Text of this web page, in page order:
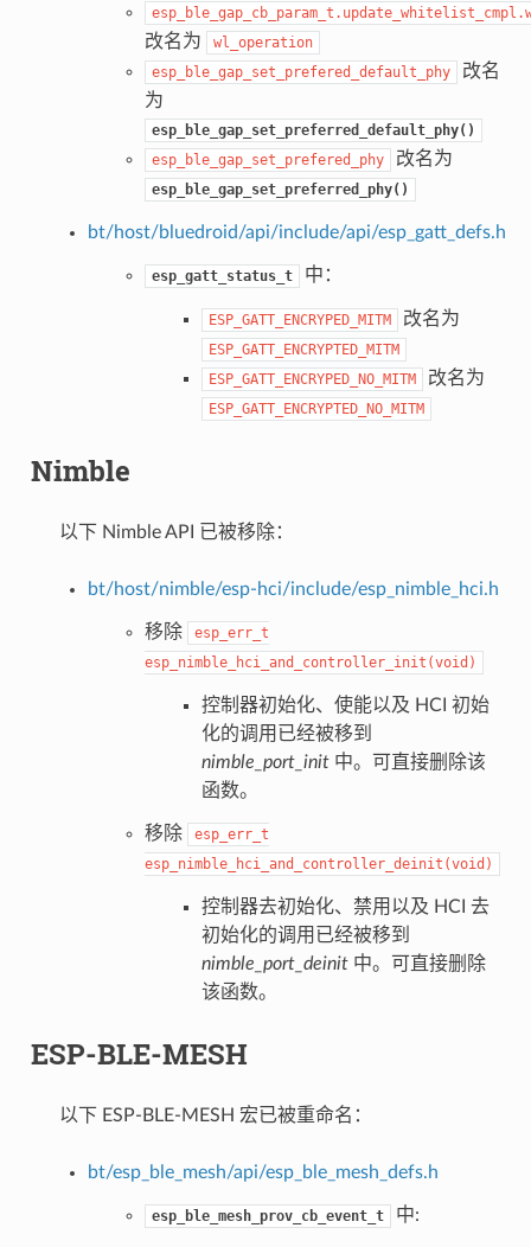
改名为
wl_operation
esp_ble_gap_set_prefered_default_phy
改名
为
esp_ble_gap_set_preferred_default_phy()
esp_ble_gap_set_prefered_phy
改名为
esp_ble_gap_set_preferred_phy()
bt/host/bluedroid/api/include/api/esp_gatt_defs.h
esp_gatt_status_t 中：
ESP_GATT_ENCRYPED_MITM 改名为
ESP_GATT_ENCRYPTED_MITM
ESP_GATT_ENCRYPED_NO_MITM
改名为
ESP_GATT_ENCRYPTED_NO_MITM
Nimble
以下 Nimble API 已被移除：
bt/host/nimble/esp-hci/include/esp_nimble_hci.h
移除
esp_err_t
esp_nimble_hci_and_controller_init(void)
控制器初始化、使能以及 HCI 初始
化的调用已经被移到
nimble_port_init中。可直接删除该
函数。
移除
esp_err_t
esp_nimble_hci_and_controller_deinit(void)
控制器去初始化、禁用以及 HCI 去
初始化的调用已经被移到
nimble_port_deinit中。可直接删除
该函数。
ESP-BLE-MESH
以下 ESP-BLE-MESH 宏已被重命名：
bt/esp_ble_mesh/api/esp_ble_mesh_defs.h
esp_ble_mesh_prov_cb_event_t 中: